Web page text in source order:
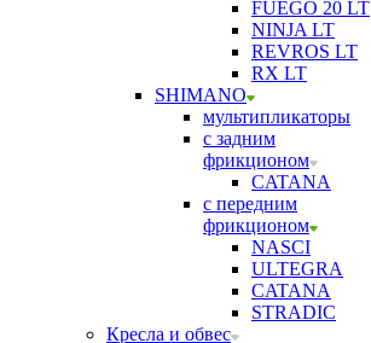
FUEGO 20 LT
NINJA LT
REVROS LT
RX LT
SHIMANO
мультипликаторы
с задним
фрикционом
CATANA
с передним
фрикционом
NASCI
ULTEGRA
CATANA
STRADIC
Кресла и обвес